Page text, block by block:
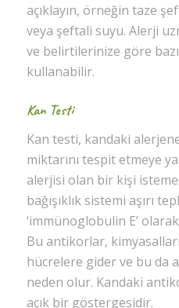
açıklayın, örneğin taze
veya şeftali suyu. Alerji
ve belirtilerinize göre
kullanabilir.
Kan Testi
Kan testi, kandaki
miktarını tespit etmeye
alerjisi olan bir kişi
bağışıklık sistemi aşırı
‘immünoglobulin E’
Bu antikorlar,
hücrelere gider ve bu da
neden olur. Kandaki
açık bir göstergesidir.